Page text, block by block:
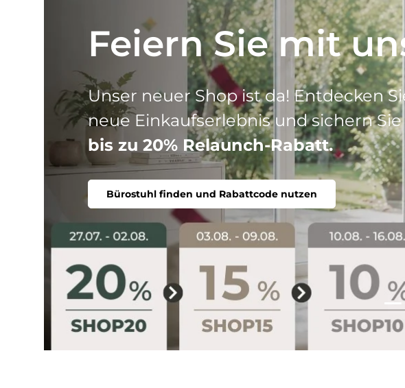
Best of HJH
Drei Produktlinien, ein Ziel: Ihr
Stuhl. Ergonomisch, komfortabel,
Bürostuhl finden